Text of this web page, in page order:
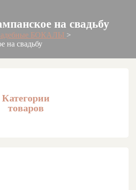
на свадьбу
БОКАЛЫ >
на свадьбу
Категории
товаров